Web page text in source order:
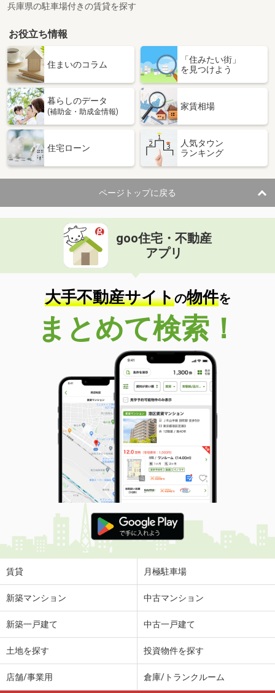
専有面積 56.08m²
兵庫県神戸市中央区磯辺通４丁目
6.65万円
住 所
兵庫県神戸市中央区磯辺通４丁目
専有面積
間取り
1K
兵庫県神戸市東灘区魚崎中町２丁目
価 格
48万円
住 所
兵庫県神戸市東灘区魚崎中町２丁目
専有面積 135.68m²
兵庫県高砂市米田町古新
価 格
住 所
兵庫県高砂市米田町古新
間取り
1LDK
兵庫県姫路市飾磨区山崎
9.20万円
兵庫県姫路市飾磨区山崎
専有面積 66.9m²
間取り
2LDK
兵庫県姫路市北条
価 格
8.70万円
住 所
兵庫県姫路市北条
専有面積 44.11m²
間取り
1LDK
兵庫県神戸市西区中野１丁目
価 格
2.90万円
住 所
兵庫県神戸市西区中野１丁目
兵庫県尼崎市今福２丁目
兵庫県の駐車場付きの賃貸を探す
お役立ち情報
住まいのコラム
「住みたい街」
を見つけよう
暮らしのデータ
(補助金・助成金情報)
家賃相場
住宅ローン
人気タウン
ランキング
ページトップに戻る
goo住宅・不動産
アプリ
大手不動産サイトの物件を
まとめて検索！
賃貸 月極駐車場
新築マンション 中古マンション
新築一戸建て 中古一戸建て
土地を探す 投資物件を探す
店舗/事業用 倉庫/トランクルーム